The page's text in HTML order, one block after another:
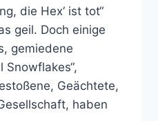
die Hex‘ ist tot“
geil. Doch einige
gemiedene
Snowflakes“,
Geächtete,
haben